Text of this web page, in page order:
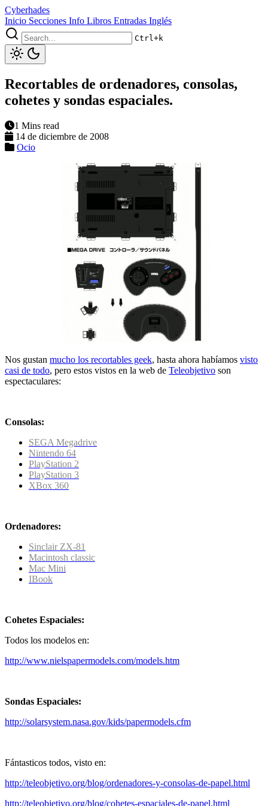
Cyberhades
Inicio Secciones Info Libros Entradas Inglés
Ctrl+k
Recortables de ordenadores, consolas,
cohetes y sondas espaciales.
1 Mins read
14 de diciembre de 2008
Ocio
Nos gustan mucho los recortables geek, hasta ahora habíamos visto
casi de todo, pero estos vistos en la web de Teleobjetivo son
espectaculares:
Consolas:
SEGA Megadrive
Nintendo 64
PlayStation 2
PlayStation 3
XBox 360
Ordenadores:
Sinclair ZX-81
Macintosh classic
Mac Mini
IBook
Cohetes Espaciales:
Todos los modelos en:
http://www.nielspapermodels.com/models.htm
Sondas Espaciales:
http://solarsystem.nasa.gov/kids/papermodels.cfm
Fántasticos todos, visto en:
http://teleobjetivo.org/blog/ordenadores-y-consolas-de-papel.html
http://teleobjetivo.org/blog/cohetes-espaciales-de-papel.html